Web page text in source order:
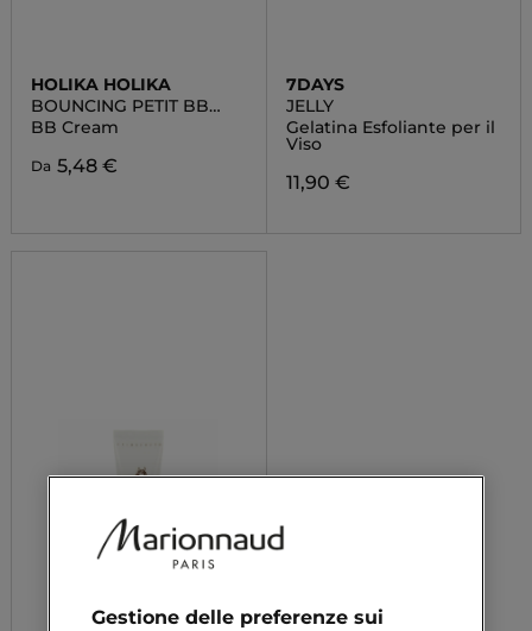
HOLIKA HOLIKA
BOUNCING PETIT BB
CREAM
BB Cream
Da 5,48 €
7DAYS
JELLY
Gelatina Esfoliante per il
Viso
11,90 €
Gestione delle preferenze sui